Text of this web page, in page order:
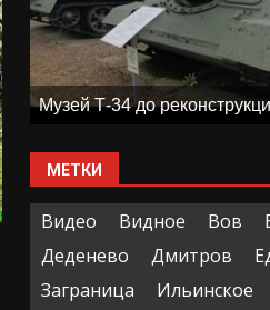
Музей Т-34 до
МЕТКИ
Видео Видное Вов
Деденево
Дмитров
Заграница
Ильинское